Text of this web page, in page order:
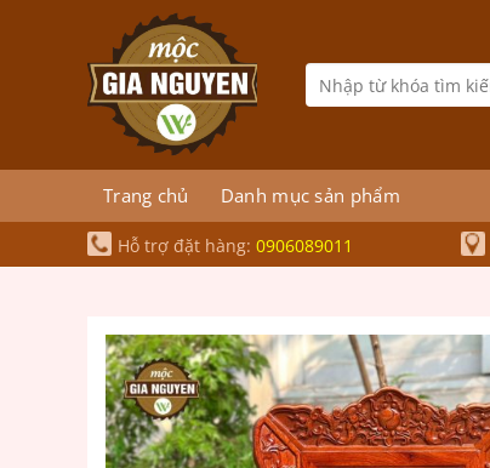
Tìm
kiếm:
Trang chủ Danh mục sản phẩm
Hỗ trợ đặt hàng: 0906089011